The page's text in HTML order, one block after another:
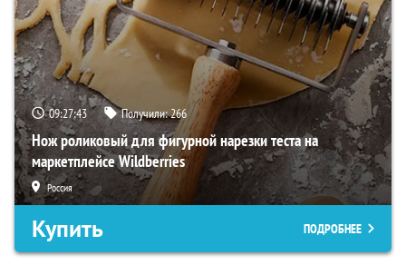
09:27:41 Получили:266
Нож роликовый для фигурной нарезки теста на
маркетплейсе Wildberries
Россия
Купить ПОДРОБНЕЕ